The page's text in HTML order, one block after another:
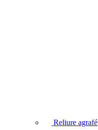
Reliure agrafé